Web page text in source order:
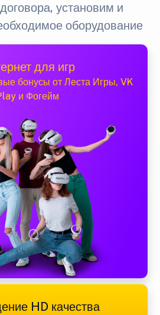
установим и
оборудование
для игр
бонусы от Леста Игры, VK
и Фогейм
HD качества